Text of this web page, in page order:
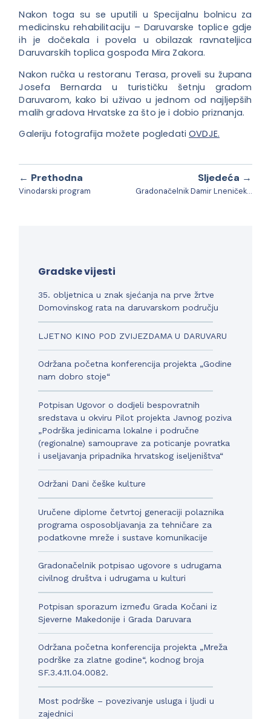
Nakon toga su se uputili u Specijalnu bolnicu za
medicinsku rehabilitaciju – Daruvarske toplice gdje
ih je dočekala i povela u obilazak ravnateljica
Daruvarskih toplica gospođa Mira Zakora.
Nakon ručka u restoranu Terasa, proveli su župana
Josefa Bernarda u turističku šetnju gradom
Daruvarom, kako bi uživao u jednom od najljepših
malih gradova Hrvatske za što je i dobio priznanja.
Galeriju fotografija možete pogledatiOVDJE.
← Prethodna
Vinodarski program
Sljedeća →
Gradonačelnik Damir Lneniček u posjetu Općini Dobretići
Gradske vijesti
35. obljetnica u znak sjećanja na prve žrtve
Domovinskog rata na daruvarskom području
LJETNO KINO POD ZVIJEZDAMA U DARUVARU
Održana početna konferencija projekta „Godine
nam dobro stoje“
Potpisan Ugovor o dodjeli bespovratnih
sredstava u okviru Pilot projekta Javnog poziva
„Podrška jedinicama lokalne i područne
(regionalne) samouprave za poticanje povratka
i useljavanja pripadnika hrvatskog iseljeništva“
Održani Dani češke kulture
Uručene diplome četvrtoj generaciji polaznika
programa osposobljavanja za tehničare za
podatkovne mreže i sustave komunikacije
Gradonačelnik potpisao ugovore s udrugama
civilnog društva i udrugama u kulturi
Potpisan sporazum između Grada Kočani iz
Sjeverne Makedonije i Grada Daruvara
Održana početna konferencija projekta „Mreža
podrške za zlatne godine“, kodnog broja
SF.3.4.11.04.0082.
Most podrške – povezivanje usluga i ljudi u
zajednici